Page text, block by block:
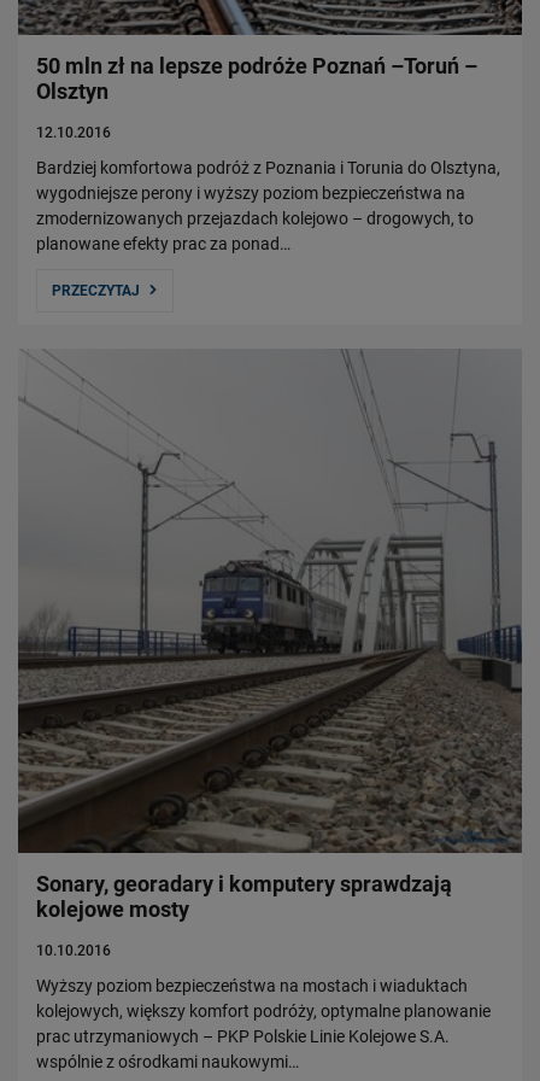
50 mln zł na lepsze podróże Poznań –Toruń –
Olsztyn
12.10.2016
Bardziej komfortowa podróż z Poznania i Torunia do Olsztyna,
wygodniejsze perony i wyższy poziom bezpieczeństwa na
zmodernizowanych przejazdach kolejowo – drogowych, to
planowane efekty prac za ponad…
PRZECZYTAJ
Sonary, georadary i komputery sprawdzają
kolejowe mosty
10.10.2016
Wyższy poziom bezpieczeństwa na mostach i wiaduktach
kolejowych, większy komfort podróży, optymalne planowanie
prac utrzymaniowych – PKP Polskie Linie Kolejowe S.A.
wspólnie z ośrodkami naukowymi…